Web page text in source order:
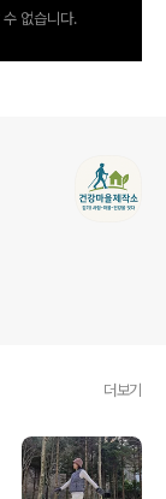
없습니다.
더보기